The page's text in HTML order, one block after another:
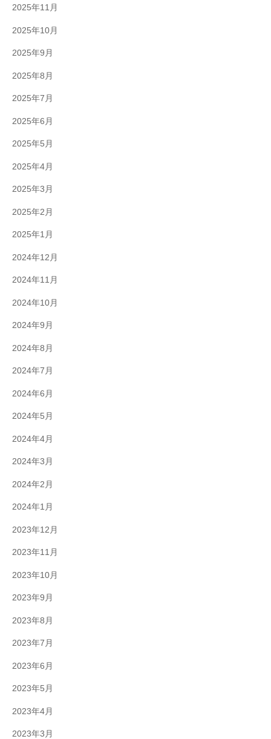
2025年11月
2025年10月
2025年9月
2025年8月
2025年7月
2025年6月
2025年5月
2025年4月
2025年3月
2025年2月
2025年1月
2024年12月
2024年11月
2024年10月
2024年9月
2024年8月
2024年7月
2024年6月
2024年5月
2024年4月
2024年3月
2024年2月
2024年1月
2023年12月
2023年11月
2023年10月
2023年9月
2023年8月
2023年7月
2023年6月
2023年5月
2023年4月
2023年3月